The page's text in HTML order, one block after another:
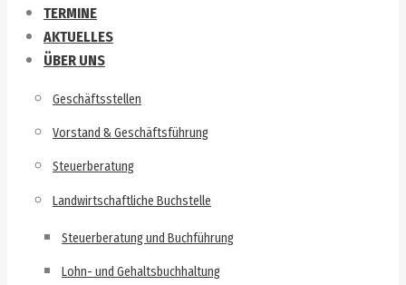
TERMINE
AKTUELLES
ÜBER UNS
Geschäftsstellen
Vorstand & Geschäftsführung
Steuerberatung
Landwirtschaftliche Buchstelle
Steuerberatung und Buchführung
Lohn- und Gehaltsbuchhaltung